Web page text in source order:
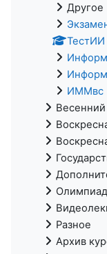
Другое
ТестИИ
ИММвс
Разное
Архив